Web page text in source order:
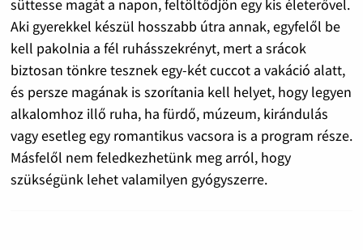
süttesse magát a napon, feltöltődjön egy kis életerővel.
Aki gyerekkel készül hosszabb útra annak, egyfelől be
kell pakolnia a fél ruhásszekrényt, mert a srácok
biztosan tönkre tesznek egy-két cuccot a vakáció alatt,
és persze magának is szorítania kell helyet, hogy legyen
alkalomhoz illő ruha, ha fürdő, múzeum, kirándulás
vagy esetleg egy romantikus vacsora is a program része.
Másfelől nem feledkezhetünk meg arról, hogy
szükségünk lehet valamilyen gyógyszerre.